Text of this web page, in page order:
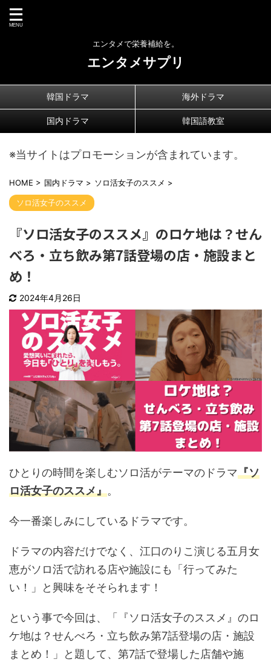
エンタメで栄養補給を。
エンタメサプリ
韓国ドラマ 海外ドラマ
国内ドラマ 韓国語教室
※当サイトはプロモーションが含まれています。
HOME > 国内ドラマ > ソロ活女子のススメ >
ソロ活女子のススメ
『ソロ活女子のススメ』のロケ地は？せん
べろ・立ち飲み第7話登場の店・施設まと
め！
2024年4月26日
ひとりの時間を楽しむソロ活がテーマのドラマ『ソ
ロ活女子のススメ』。
今一番楽しみにしているドラマです。
ドラマの内容だけでなく、江口のりこ演じる五月女
恵がソロ活で訪れる店や施設にも「行ってみた
い！」と興味をそそられます！
という事で今回は、「『ソロ活女子のススメ』のロ
ケ地は？せんべろ・立ち飲み第7話登場の店・施設
まとめ！」と題して、第7話で登場した店舗や施